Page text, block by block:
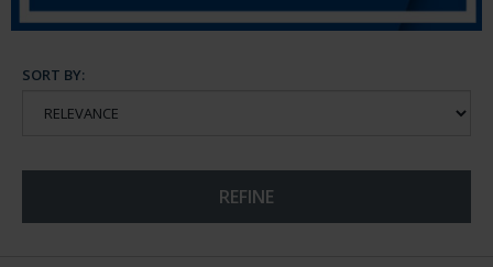
SORT BY:
REFINE